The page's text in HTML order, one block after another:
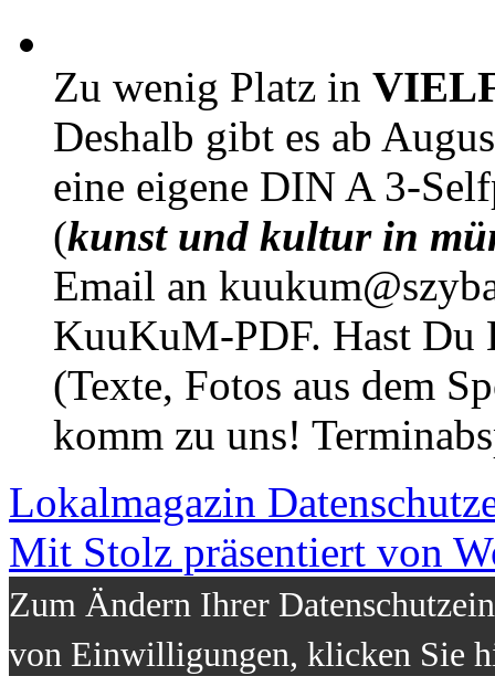
Zu wenig Platz in
Deshalb gibt es ab
eine eigene DIN A 3-
(kunst und kultur in
Email an
KuuKuM-PDF. Hast Du
(Texte, Fotos aus dem
komm zu uns!
Lokalmagazin
Mit Stolz präsentiert von
Zum Ändern Ihrer
von Einwilligungen, klicken Sie